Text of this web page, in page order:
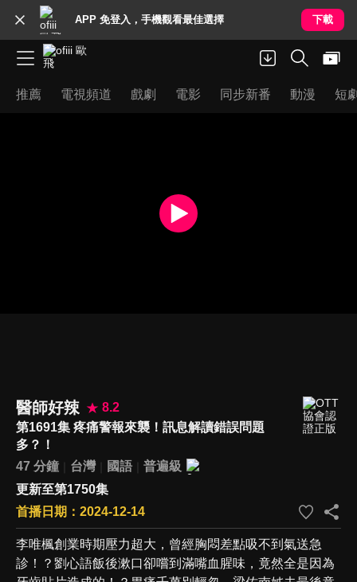
APP 免登入，手機觀看最佳選擇 下載
推薦 電視頻道 戲劇 電影 同步新番 動漫 短
醫師好辣
8.2
第1691集 疼痛警報來襲！訊息解讀錯誤問題
多？！
47 分鐘
台灣 國語
普遍級
更新至第1750集
首播日期：2024-12-14
李唯楓創業時期壓力超大，曾經胸悶差點吸不到氣送急
診！？劉心語飯後漱口卻嚐到滿嘴血腥味，竟然全是因為